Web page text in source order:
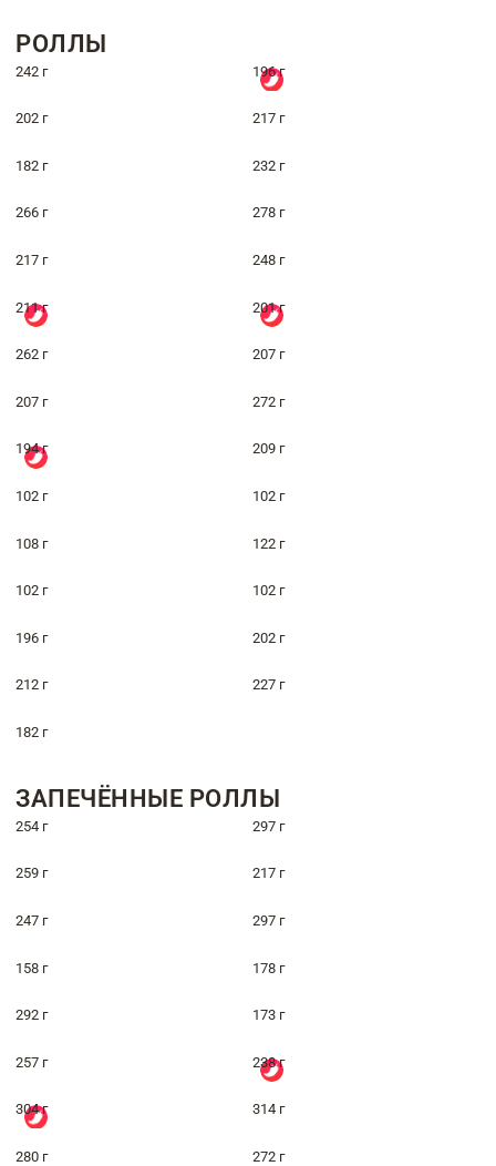
РОЛЛЫ
242 г 196 г
202 г 217 г
182 г 232 г
266 г 278 г
217 г 248 г
211 г 201 г
262 г 207 г
207 г 272 г
194 г 209 г
102 г 102 г
108 г 122 г
102 г 102 г
196 г 202 г
212 г 227 г
182 г
ЗАПЕЧЁННЫЕ РОЛЛЫ
254 г 297 г
259 г 217 г
247 г 297 г
158 г 178 г
292 г 173 г
257 г 238 г
304 г 314 г
280 г 272 г